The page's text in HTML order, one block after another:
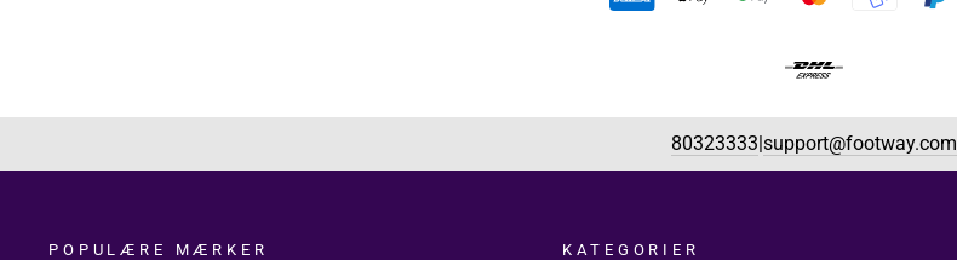
80323333 support@footway.com
POPULÆRE MÆRKER KATEGORIER